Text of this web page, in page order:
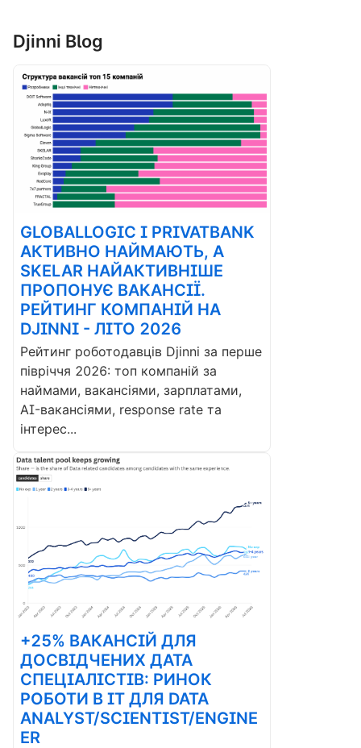
Djinni Blog
GLOBALLOGIC І PRIVATBANK
АКТИВНО НАЙМАЮТЬ, А
SKELAR НАЙАКТИВНІШЕ
ПРОПОНУЄ ВАКАНСІЇ.
РЕЙТИНГ КОМПАНІЙ НА
DJINNI - ЛІТО 2026
Рейтинг роботодавців Djinni за перше
півріччя 2026: топ компаній за
наймами, вакансіями, зарплатами,
AI-вакансіями, response rate та
інтерес...
+25% ВАКАНСІЙ ДЛЯ
ДОСВІДЧЕНИХ ДАТА
СПЕЦІАЛІСТІВ: РИНОК
РОБОТИ В ІТ ДЛЯ DATA
ANALYST/SCIENTIST/ENGINE
ER